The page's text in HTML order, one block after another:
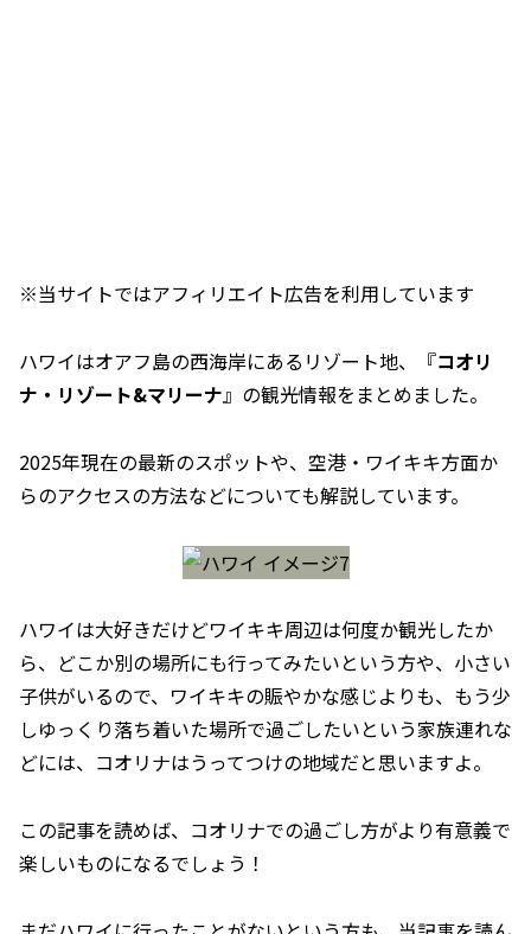
※当サイトではアフィリエイト広告を利用しています
ハワイはオアフ島の西海岸にあるリゾート地、『コオリ
ナ・リゾート&マリーナ』の観光情報をまとめました。
2025年現在の最新のスポットや、空港・ワイキキ方面か
らのアクセスの方法などについても解説しています。
ハワイは大好きだけどワイキキ周辺は何度か観光したか
ら、どこか別の場所にも行ってみたいという方や、小さい
子供がいるので、ワイキキの賑やかな感じよりも、もう少
しゆっくり落ち着いた場所で過ごしたいという家族連れな
どには、コオリナはうってつけの地域だと思いますよ。
この記事を読めば、コオリナでの過ごし方がより有意義で
楽しいものになるでしょう！